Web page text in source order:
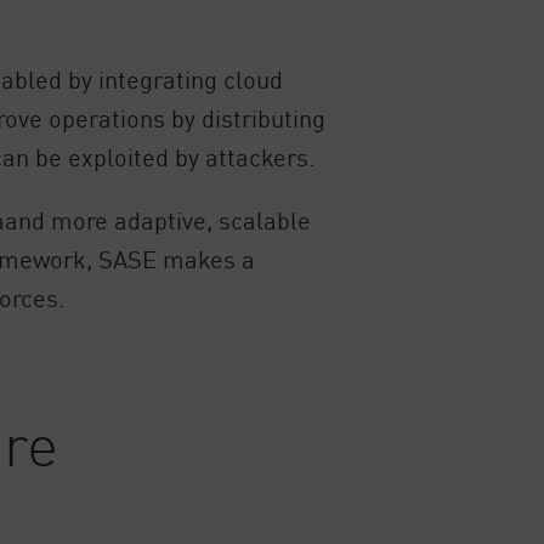
by integrating cloud
operations by distributing
be exploited by attackers.
more adaptive, scalable
SASE makes a